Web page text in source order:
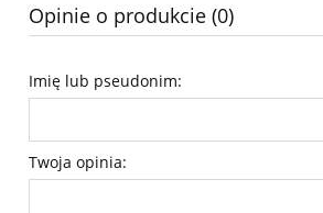
Opinie o produkcie (0)
Imię lub pseudonim:
Twoja opinia: